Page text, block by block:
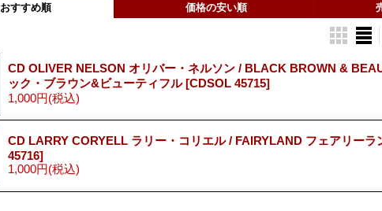
おすすめ順 価格の安い順
CD OLIVER NELSON オリバー・ネルソン / BLACK BROWN &
ック・ブラウン&ビューティフル[CDSOL 45715]
1,000円(税込)
CD LARRY CORYELL ラリー・コリエル / FAIRYLAND フェアリーラ
45716]
1,000円(税込)